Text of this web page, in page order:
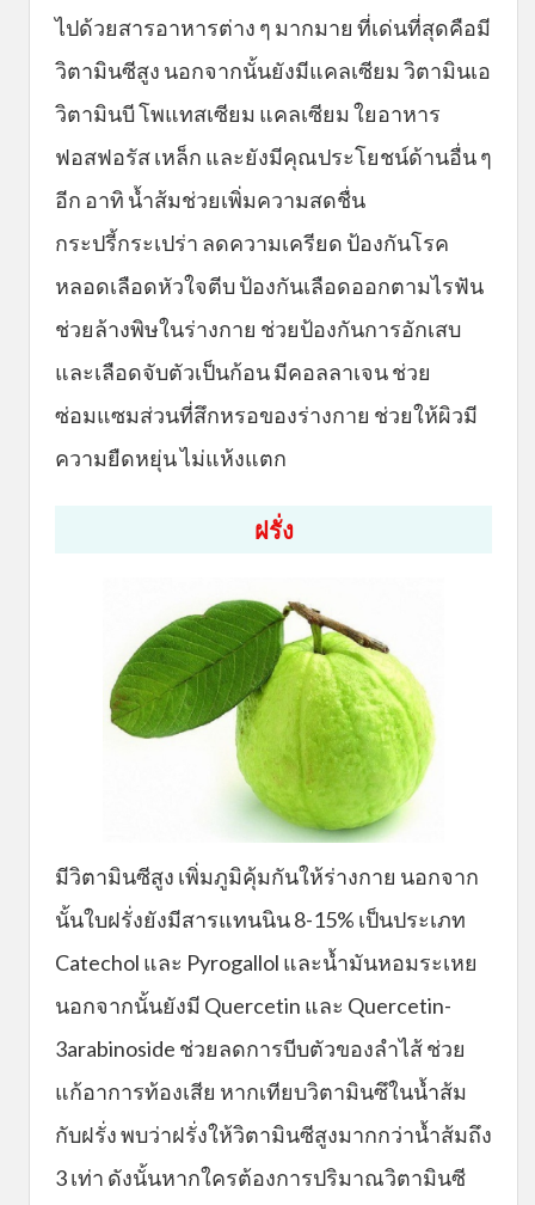
ไปด้วยสารอาหารต่าง ๆ มากมาย ที่เด่นที่สุดคือมี
วิตามินซีสูง นอกจากนั้นยังมีแคลเซียม วิตามินเอ
วิตามินบี โพแทสเซียม แคลเซียม ใยอาหาร
ฟอสฟอรัส เหล็ก และยังมีคุณประโยชน์ด้านอื่น ๆ
อีก อาทิ น้ำส้มช่วยเพิ่มความสดชื่น
กระปรี้กระเปร่า ลดความเครียด ป้องกันโรค
หลอดเลือดหัวใจตีบ ป้องกันเลือดออกตามไรฟัน
ช่วยล้างพิษในร่างกาย ช่วยป้องกันการอักเสบ
และเลือดจับตัวเป็นก้อน มีคอลลาเจน ช่วย
ซ่อมแซมส่วนที่สึกหรอของร่างกาย ช่วยให้ผิวมี
ความยืดหยุ่น ไม่แห้งแตก
ฝรั่ง
มีวิตามินซีสูง เพิ่มภูมิคุ้มกันให้ร่างกาย นอกจาก
นั้นใบฝรั่งยังมีสารแทนนิน 8-15% เป็นประเภท
Catechol และ Pyrogallol และน้ำมันหอมระเหย
นอกจากนั้นยังมี Quercetin และ Quercetin-
3arabinoside ช่วยลดการบีบตัวของลำไส้ ช่วย
แก้อาการท้องเสีย หากเทียบวิตามินซึในน้ำส้ม
กับฝรั่ง พบว่าฝรั่งให้วิตามินซีสูงมากกว่าน้ำส้มถึง
3 เท่า ดังนั้นหากใครต้องการปริมาณวิตามินซี